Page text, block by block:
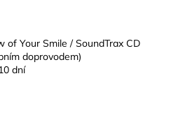
of Your Smile / SoundTrax CD
doprovodem)
dní